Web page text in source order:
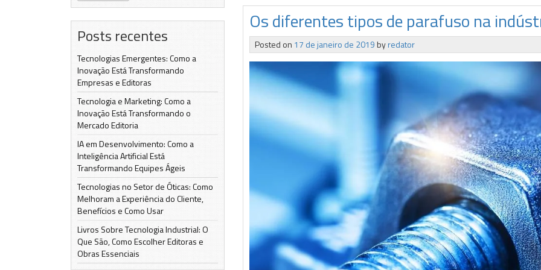
Posts recentes
Tecnologias Emergentes: Como a
Inovação Está Transformando
Empresas e Editoras
Tecnologia e Marketing: Como a
Inovação Está Transformando o
Mercado Editoria
IA em Desenvolvimento: Como a
Inteligência Artificial Está
Transformando Equipes Ágeis
Tecnologias no Setor de Óticas: Como
Melhoram a Experiência do Cliente,
Benefícios e Como Usar
Livros Sobre Tecnologia Industrial: O
Que São, Como Escolher Editoras e
Obras Essenciais
Os diferentes tipos de parafuso na
Posted on 17 de janeiro de 2019byredator